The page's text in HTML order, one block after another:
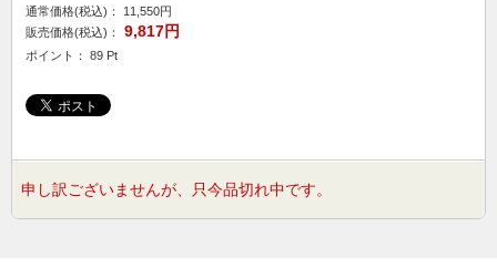
通常価格(税込)：
11,550円
販売価格(税込)：
9,817円
ポイント： 89 Pt
申し訳ございませんが、只今品切れ中です。